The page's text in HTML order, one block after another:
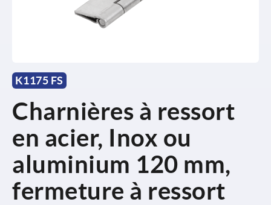
K1175 FS
Charnières à ressort
en acier, Inox ou
aluminium 120 mm,
fermeture à ressort